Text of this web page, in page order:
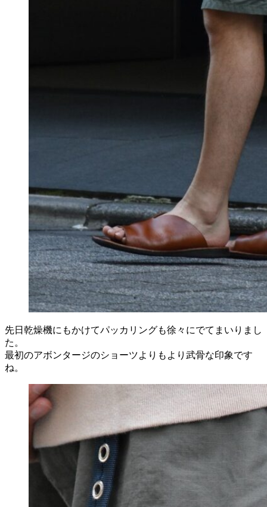
先日乾燥機にもかけてパッカリングも徐々にでてまいりまし
た。
最初のアボンタージのショーツよりもより武骨な印象です
ね。